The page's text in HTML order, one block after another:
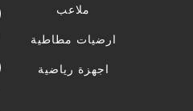
ملاعب
ارضيات مطاطية
اجهزة رياضية